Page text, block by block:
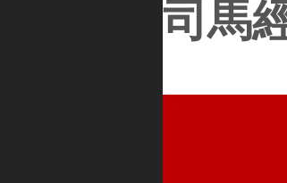
司馬